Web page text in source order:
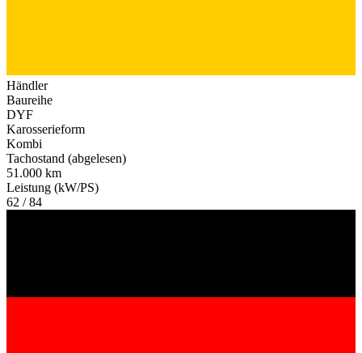
Händler
Baureihe
DYF
Karosserieform
Kombi
Tachostand (abgelesen)
51.000 km
Leistung (kW/PS)
62 / 84